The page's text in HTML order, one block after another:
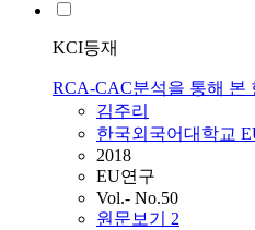
KCI등재
RCA-CAC분석을 통해 본
김주리
한국외국어대학교
2018
EU연구
Vol.- No.50
원문보기 2